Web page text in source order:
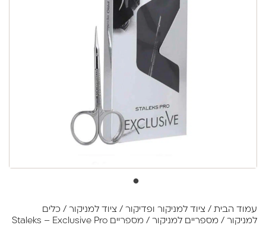
עמוד הבית / ציוד למניקור ופדיקור / ציוד למניקור / כלים
למניקור / מספריים למניקור
/ מספריים Staleks – Exclusive Pro